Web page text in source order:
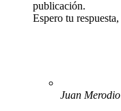
publicación.
Espero tu
Juan Merodio